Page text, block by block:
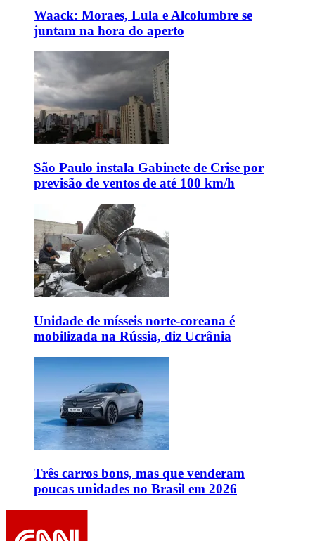
Waack: Moraes, Lula e Alcolumbre se
juntam na hora do aperto
São Paulo instala Gabinete de Crise por
previsão de ventos de até 100 km/h
Unidade de mísseis norte-coreana é
mobilizada na Rússia, diz Ucrânia
Três carros bons, mas que venderam
poucas unidades no Brasil em 2026